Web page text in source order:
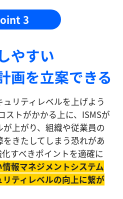
3
やすい
画を⽴案できる
リティレベルを上げよう
ストがかかる上に、ISMSが
上がり、組織や従業員の
きたしてしまう恐れがあ
すべきポイントを適確に
報マネジメントシステム
ティレベルの向上に繋が